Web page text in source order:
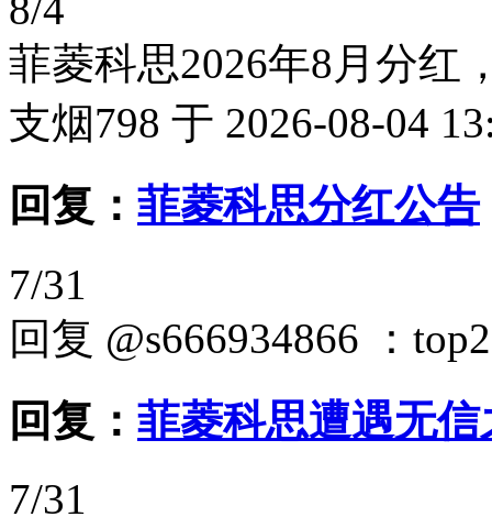
菲菱科思2026年8月分红
支烟798 于 2026-08-04
回复： 菲菱科思分红公告
7/31
回复 @s666934866 ：
回复： 菲菱科思遭遇无
7/31